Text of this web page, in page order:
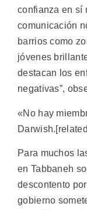
confianza en sí
comunicación
barrios como
jóvenes
destacan los
negativas”,
«No hay
Para muchos
en Tabbaneh
descontento
gobierno